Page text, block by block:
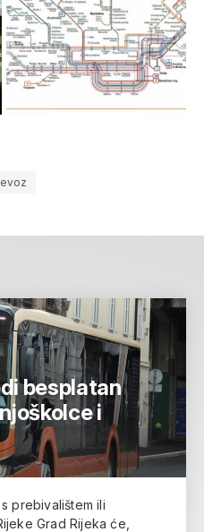
besplatan
i
prebivalištem ili
Grad Rijeka će,